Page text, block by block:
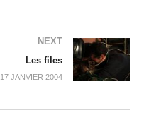
NEXT
Les files
17 JANVIER 2004